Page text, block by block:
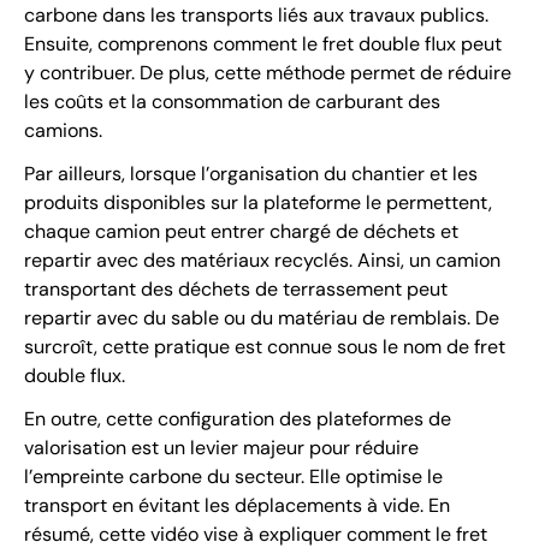
carbone dans les transports liés aux travaux publics.
Ensuite, comprenons comment le fret double flux peut
y contribuer. De plus, cette méthode permet de réduire
les coûts et la consommation de carburant des
camions.
Par ailleurs, lorsque l’organisation du chantier et les
produits disponibles sur la plateforme le permettent,
chaque camion peut entrer chargé de déchets et
repartir avec des matériaux recyclés. Ainsi, un camion
transportant des déchets de terrassement peut
repartir avec du sable ou du matériau de remblais. De
surcroît, cette pratique est connue sous le nom de fret
double flux.
En outre, cette configuration des plateformes de
valorisation est un levier majeur pour réduire
l’empreinte carbone du secteur. Elle optimise le
transport en évitant les déplacements à vide. En
résumé, cette vidéo vise à expliquer comment le fret